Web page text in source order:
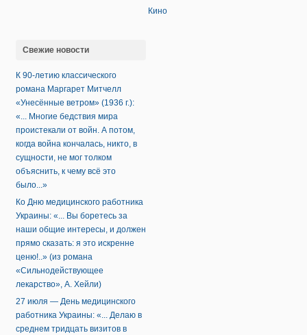
Кино
Свежие новости
К 90-летию классического
романа Маргарет Митчелл
«Унесённые ветром» (1936 г.):
«... Многие бедствия мира
проистекали от войн. А потом,
когда война кончалась, никто, в
сущности, не мог толком
объяснить, к чему всё это
было...»
Ко Дню медицинского работника
Украины: «... Вы боретесь за
наши общие интересы, и должен
прямо сказать: я это искренне
ценю!..» (из романа
«Сильнодействующее
лекарство», А. Хейли)
27 июля — День медицинского
работника Украины: «... Делаю в
среднем тридцать визитов в